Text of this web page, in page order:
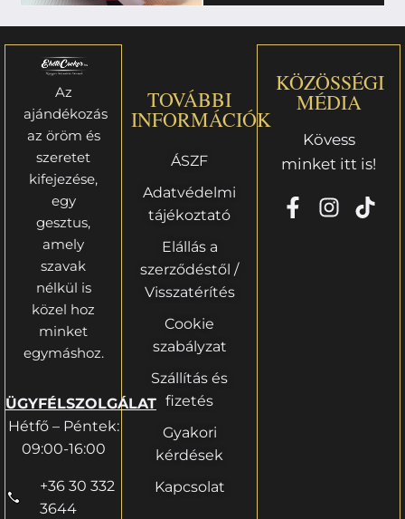
Az
ajándékozás
az öröm és
szeretet
kifejezése,
egy
gesztus,
amely
szavak
nélkül is
közel hoz
minket
egymáshoz.
ÜGYFÉLSZOLGÁLAT
Hétfő – Péntek:
09:00-16:00
+36 30 332
3644
TOVÁBBI
INFORMÁCIÓK
ÁSZF
Adatvédelmi
tájékoztató
Elállás a
szerződéstől /
Visszatérítés
Cookie
szabályzat
Szállítás és
fizetés
Gyakori
kérdések
Kapcsolat
KÖZÖSSÉGI
MÉDIA
Kövess
minket itt is!